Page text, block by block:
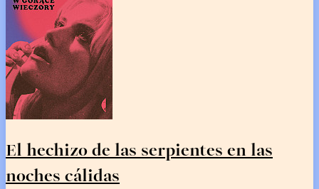
El hechizo de las serpientes en las
noches cálidas